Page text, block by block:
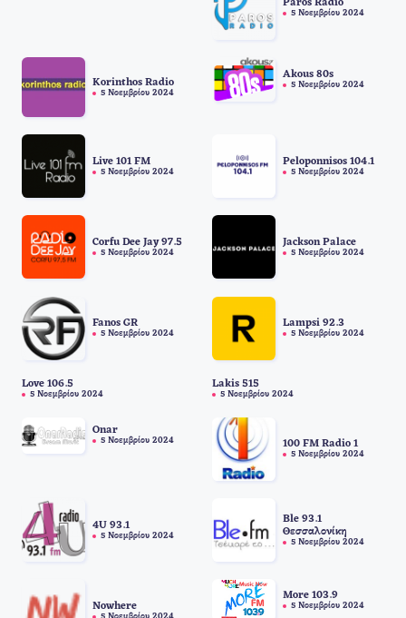
Paros Radio
5 Νοεμβρίου 2024
Korinthos Radio
5 Νοεμβρίου 2024
Akous 80s
5 Νοεμβρίου 2024
Live 101 FM
5 Νοεμβρίου 2024
Peloponnisos 104.1
5 Νοεμβρίου 2024
Corfu Dee Jay 97.5
5 Νοεμβρίου 2024
Jackson Palace
5 Νοεμβρίου 2024
Fanos GR
5 Νοεμβρίου 2024
Lampsi 92.3
5 Νοεμβρίου 2024
Love 106.5
5 Νοεμβρίου 2024
Lakis 515
5 Νοεμβρίου 2024
Onar
5 Νοεμβρίου 2024 100 FM Radio 1
5 Νοεμβρίου 2024
4U 93.1
5 Νοεμβρίου 2024
Ble 93.1
Θεσσαλονίκη
5 Νοεμβρίου 2024
Nowhere
More 103.9
5 Νοεμβρίου 2024